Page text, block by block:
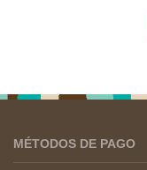
MÉTODOS DE PAGO